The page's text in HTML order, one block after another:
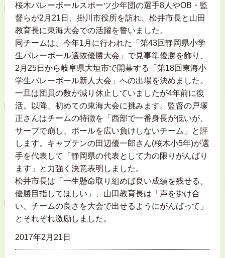
桜木バレーボールスポーツ少年団の選手8人やOB・監
督らが2月21日、掛川市役所を訪れ、松井市長と山田
教育長に東海大会での活躍を誓いました。
同チームは、今年1月に行われた「第43回静岡県小学
生バレーボール選抜優勝大会」で見事準優勝を飾り、
2月25日から岐阜県大垣市で開幕する「第18回東海小
学生バレーボール新人大会」への出場を決めました。
一旦は団員の数が減り休止していましたが4年前に復
活。以降、初めての東海大会に挑みます。監督の戸塚
正さんはチームの特徴を「西部で一番身長が低いが、
サーブで崩し、ボールを広い負けしないチーム」と評
します。キャプテンの田辺優一郎さん(桜木小5年)が選
手を代表して「静岡県の代表として力の限りがんばり
ます」と力強く決意表明しました。
松井市長は「一生懸命取り組めば良い成績を残せる。
優勝目指してほしい」、山田教育長は「声を掛け合
い、チームの良さを大会で出せるようにがんばって」
とそれぞれ激励しました。
2017年2月21日